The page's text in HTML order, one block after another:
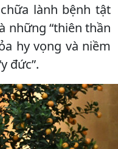
lành bệnh tật
những “thiên thần
hy vọng và niềm
đức”.